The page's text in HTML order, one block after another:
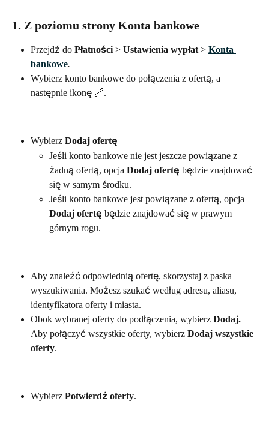
1. Z poziomu strony Konta bankowe
Przejdź do Płatności > Ustawienia wypłat > Konta
bankowe.
Wybierz konto bankowe do połączenia z ofertą, a
następnie ikonę 🔗.
Wybierz Dodaj ofertę
Jeśli konto bankowe nie jest jeszcze powiązane z
żadną ofertą, opcja Dodaj ofertę będzie znajdować
się w samym środku.
Jeśli konto bankowe jest powiązane z ofertą, opcja
Dodaj ofertę będzie znajdować się w prawym
górnym rogu.
Aby znaleźć odpowiednią ofertę, skorzystaj z paska
wyszukiwania. Możesz szukać według adresu, aliasu,
identyfikatora oferty i miasta.
Obok wybranej oferty do podłączenia, wybierz Dodaj.
Aby połączyć wszystkie oferty, wybierz Dodaj wszystkie
oferty.
Wybierz Potwierdź oferty.